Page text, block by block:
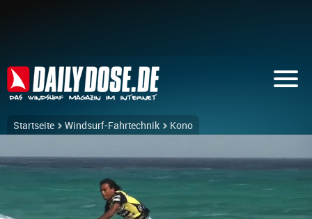
Startseite Windsurf-Fahrtechnik Kono